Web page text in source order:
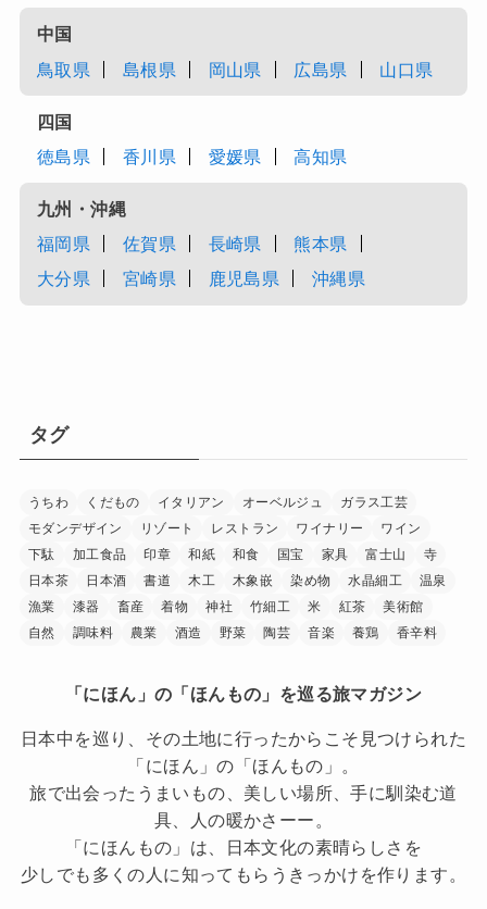
中国
鳥取県
島根県 岡山県 広島県 山口県
四国
徳島県
香川県 愛媛県 高知県
九州・沖縄
福岡県
佐賀県 長崎県
熊本県
大分県
宮崎県 鹿児島県 沖縄県
タグ
うちわ くだもの イタリアン オーベルジュ
ガラス工芸
モダンデザイン
リゾート レストラン ワイナリー
ワイン
下駄
加工食品 印章 和紙 和食 国宝 家具 富士山
寺
日本茶
日本酒 書道 木工 木象嵌 染め物 水晶細工
温泉
漁業
漆器 畜産 着物 神社 竹細工 米 紅茶
美術館
自然
調味料 農業 酒造 野菜 陶芸 音楽 養鶏 香辛料
「にほん」の「ほんもの」を巡る旅マガジン
日本中を巡り、その土地に行ったからこそ見つけられた
「にほん」の「ほんもの」。
旅で出会ったうまいもの、美しい場所、手に馴染む道
具、人の暖かさーー。
「にほんもの」は、日本文化の素晴らしさを
少しでも多くの人に知ってもらうきっかけを作ります。